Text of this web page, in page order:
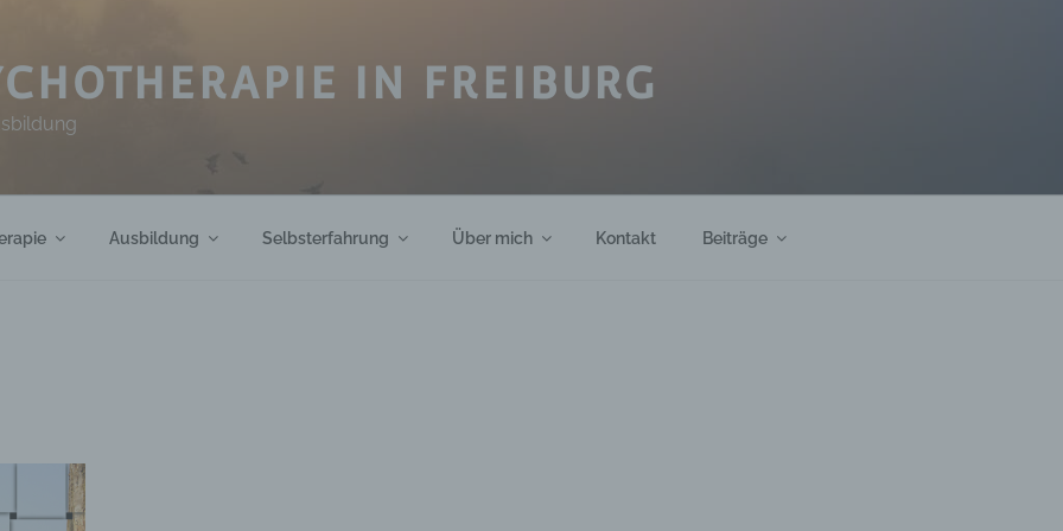
IN FREIBURG
Ausbildung Selbsterfahrung Über mich Kontakt Beiträge